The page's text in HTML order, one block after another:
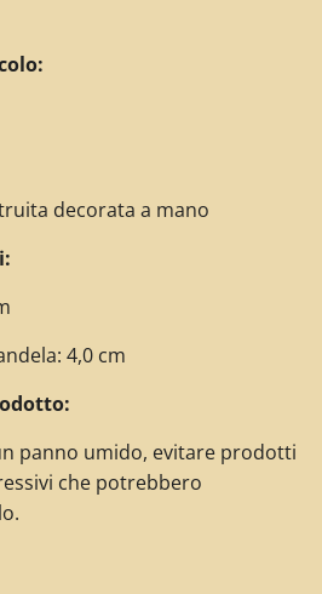
decorata a mano
4,0 cm
panno umido, evitare prodotti
che potrebbero